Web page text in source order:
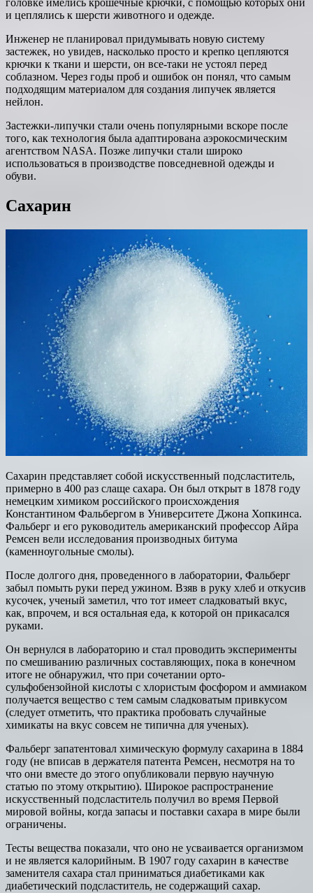
головке имелись крошечные крючки, с помощью которых они
и цеплялись к шерсти животного и одежде.
Инженер не планировал придумывать новую систему
застежек, но увидев, насколько просто и крепко цепляются
крючки к ткани и шерсти, он все-таки не устоял перед
соблазном. Через годы проб и ошибок он понял, что самым
подходящим материалом для создания липучек является
нейлон.
Застежки-липучки стали очень популярными вскоре после
того, как технология была адаптирована аэрокосмическим
агентством NASA. Позже липучки стали широко
использоваться в производстве повседневной одежды и
обуви.
Сахарин
Сахарин представляет собой искусственный подсластитель,
примерно в 400 раз слаще сахара. Он был открыт в 1878 году
немецким химиком российского происхождения
Константином Фальбергом в Университете Джона Хопкинса.
Фальберг и его руководитель американский профессор Айра
Ремсен вели исследования производных битума
(каменноугольные смолы).
После долгого дня, проведенного в лаборатории, Фальберг
забыл помыть руки перед ужином. Взяв в руку хлеб и откусив
кусочек, ученый заметил, что тот имеет сладковатый вкус,
как, впрочем, и вся остальная еда, к которой он прикасался
руками.
Он вернулся в лабораторию и стал проводить эксперименты
по смешиванию различных составляющих, пока в конечном
итоге не обнаружил, что при сочетании орто-
сульфобензойной кислоты с хлористым фосфором и аммиаком
получается вещество с тем самым сладковатым привкусом
(следует отметить, что практика пробовать случайные
химикаты на вкус совсем не типична для ученых).
Фальберг запатентовал химическую формулу сахарина в 1884
году (не вписав в держателя патента Ремсен, несмотря на то
что они вместе до этого опубликовали первую научную
статью по этому открытию). Широкое распространение
искусственный подсластитель получил во время Первой
мировой войны, когда запасы и поставки сахара в мире были
ограничены.
Тесты вещества показали, что оно не усваивается организмом
и не является калорийным. В 1907 году сахарин в качестве
заменителя сахара стал приниматься диабетиками как
диабетический подсластитель, не содержащий сахар.